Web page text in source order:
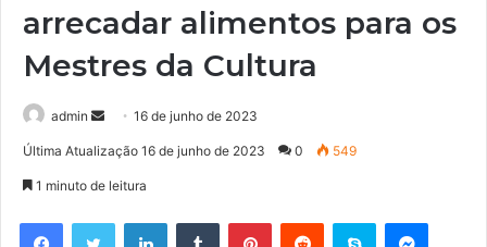
arrecadar alimentos para os
Mestres da Cultura
admin
d
e
16 de junho de 2023
Última Atualização 16 de junho de 2023 0 549
1 minuto de leitura